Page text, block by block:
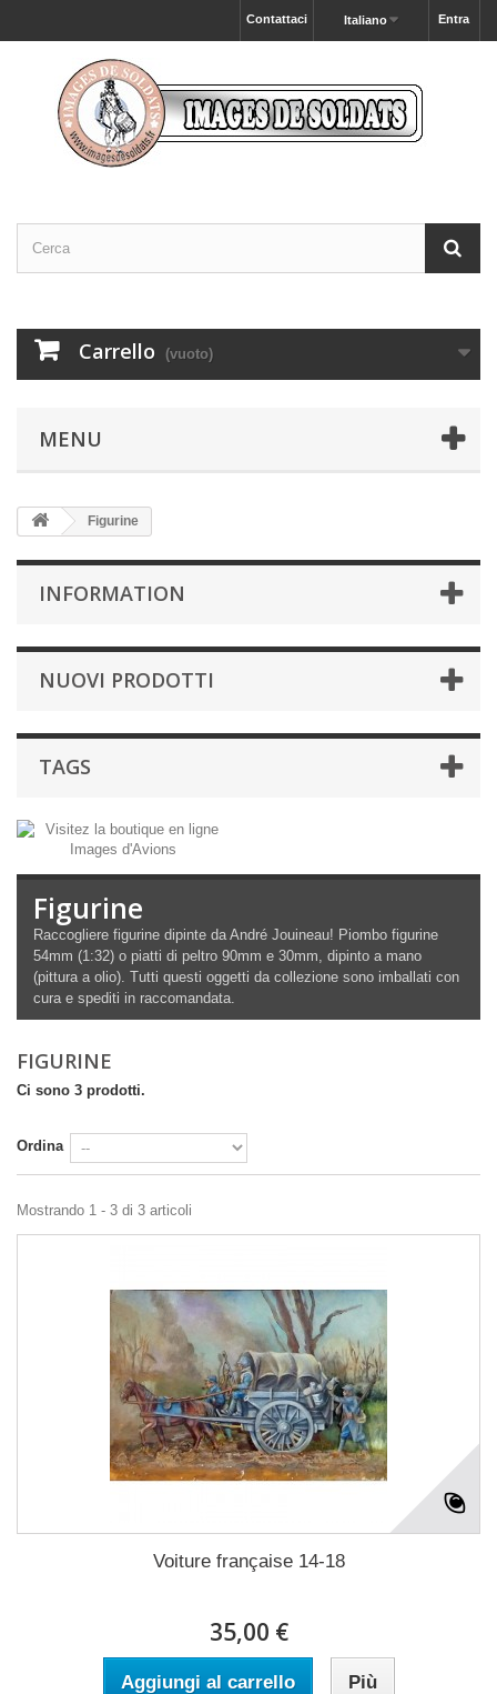
Entra
Italiano
Contattaci
Carrello (vuoto)
MENU
Figurine
INFORMATION
NUOVI PRODOTTI
TAGS
Figurine
Raccogliere figurine dipinte da André Jouineau! Piombo figurine
54mm (1:32) o piatti di peltro 90mm e 30mm, dipinto a mano
(pittura a olio). Tutti questi oggetti da collezione sono imballati con
cura e spediti in raccomandata.
FIGURINE
Ci sono 3 prodotti.
Ordina
Mostrando 1 - 3 di 3 articoli
Voiture française 14-18
35,00 €
Aggiungi al carrello Più